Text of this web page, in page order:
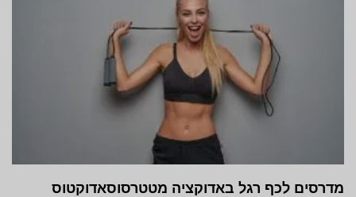
מדרסים לכף רגל באדוקציה מטטרסוסאדוקטוס